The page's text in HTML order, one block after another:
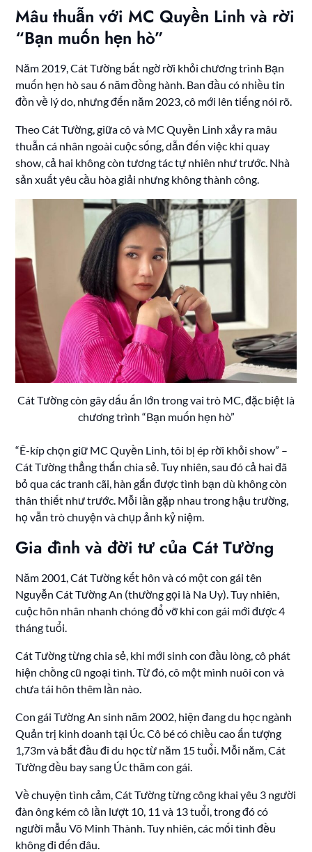
Mâu thuẫn với MC Quyền Linh và rời
“Bạn muốn hẹn hò”
Năm 2019, Cát Tường bất ngờ rời khỏi chương trình Bạn
muốn hẹn hò sau 6 năm đồng hành. Ban đầu có nhiều tin
đồn về lý do, nhưng đến năm 2023, cô mới lên tiếng nói rõ.
Theo Cát Tường, giữa cô và MC Quyền Linh xảy ra mâu
thuẫn cá nhân ngoài cuộc sống, dẫn đến việc khi quay
show, cả hai không còn tương tác tự nhiên như trước. Nhà
sản xuất yêu cầu hòa giải nhưng không thành công.
Cát Tường còn gây dấu ấn lớn trong vai trò MC, đặc biệt là
chương trình “Bạn muốn hẹn hò”
“Ê-kíp chọn giữ MC Quyền Linh, tôi bị ép rời khỏi show” –
Cát Tường thẳng thắn chia sẻ. Tuy nhiên, sau đó cả hai đã
bỏ qua các tranh cãi, hàn gắn được tình bạn dù không còn
thân thiết như trước. Mỗi lần gặp nhau trong hậu trường,
họ vẫn trò chuyện và chụp ảnh kỷ niệm.
Gia đình và đời tư của Cát Tường
Năm 2001, Cát Tường kết hôn và có một con gái tên
Nguyễn Cát Tường An (thường gọi là Na Uy). Tuy nhiên,
cuộc hôn nhân nhanh chóng đổ vỡ khi con gái mới được 4
tháng tuổi.
Cát Tường từng chia sẻ, khi mới sinh con đầu lòng, cô phát
hiện chồng cũ ngoại tình. Từ đó, cô một mình nuôi con và
chưa tái hôn thêm lần nào.
Con gái Tường An sinh năm 2002, hiện đang du học ngành
Quản trị kinh doanh tại Úc. Cô bé có chiều cao ấn tượng
1,73m và bắt đầu đi du học từ năm 15 tuổi. Mỗi năm, Cát
Tường đều bay sang Úc thăm con gái.
Về chuyện tình cảm, Cát Tường từng công khai yêu 3 người
đàn ông kém cô lần lượt 10, 11 và 13 tuổi, trong đó có
người mẫu Võ Minh Thành. Tuy nhiên, các mối tình đều
không đi đến đâu.